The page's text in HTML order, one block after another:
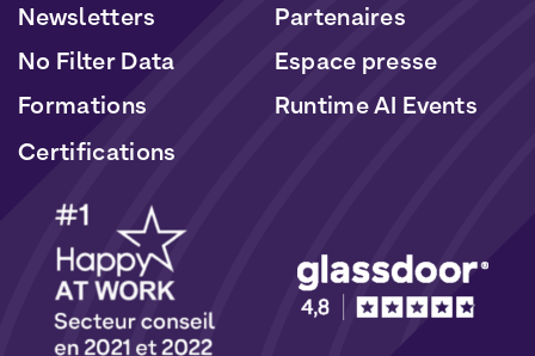
Newsletters
No Filter Data
Formations
Partenaires
Espace presse
Runtime AI Events
Certifications